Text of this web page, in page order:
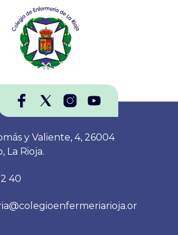
y Valiente, 4, 26004
La Rioja.
40